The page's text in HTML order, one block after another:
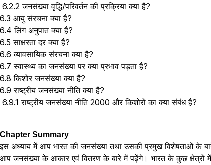
6.2.2 जनसंख्या वृद्धि/परिवर्तन की प्रक्रिया क्या है?
6.3 आयु संरचना क्या है?
6.4 लिंग अनुपात क्या है?
6.5 साक्षरता दर क्या है?
6.6 व्यावसायिक संरचना क्या है?
6.7 स्वास्थ्य का जनसंख्या पर क्या प्रभाव पड़ता है?
6.8 किशोर जनसंख्या क्या है?
6.9 राष्ट्रीय जनसंख्या नीति क्या है?
6.9.1 राष्ट्रीय जनसंख्या नीति 2000 और किशोरों का क्या संबंध है?
Chapter Summary
इस अध्याय में आप भारत की जनसंख्या तथा उसकी प्रमुख विशेषताओं के
आप जनसंख्या के आकार एवं वितरण के बारे में पढ़ेंगे। भारत के कुछ क्षेत्रों